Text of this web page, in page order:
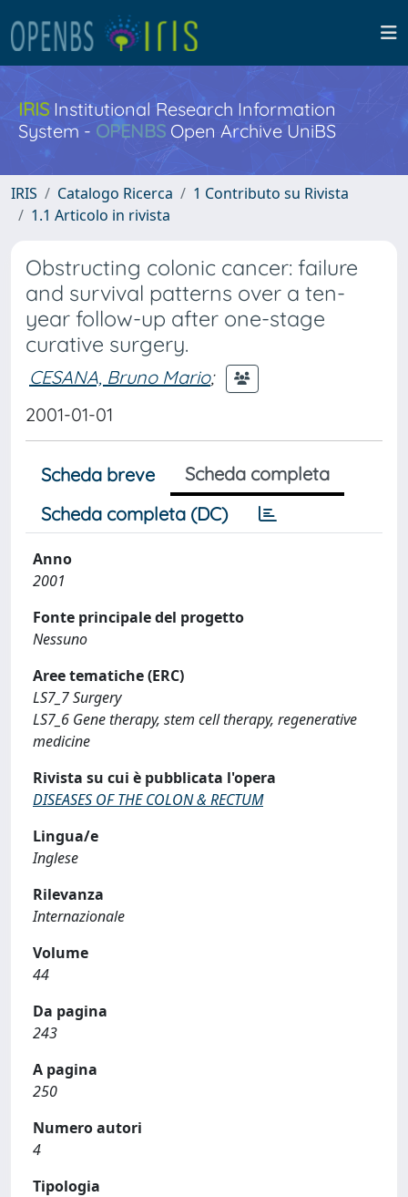
IRISInstitutional Research Information
System - OPENBS Open Archive UniBS
IRIS Catalogo Ricerca
1 Contributo su Rivista
1.1 Articolo in rivista
Obstructing colonic cancer: failure
and survival patterns over a ten-
year follow-up after one-stage
curative surgery.
CESANA, Bruno Mario;
2001-01-01
Scheda breve
Scheda completa
Scheda completa (DC)
Anno
2001
Fonte principale del progetto
Nessuno
Aree tematiche (ERC)
LS7_7 Surgery
LS7_6 Gene therapy, stem cell therapy, regenerative
medicine
Rivista su cui è pubblicata l'opera
DISEASES OF THE COLON & RECTUM
Lingua/e
Inglese
Rilevanza
Internazionale
Volume
44
Da pagina
243
A pagina
250
Numero autori
4
Tipologia